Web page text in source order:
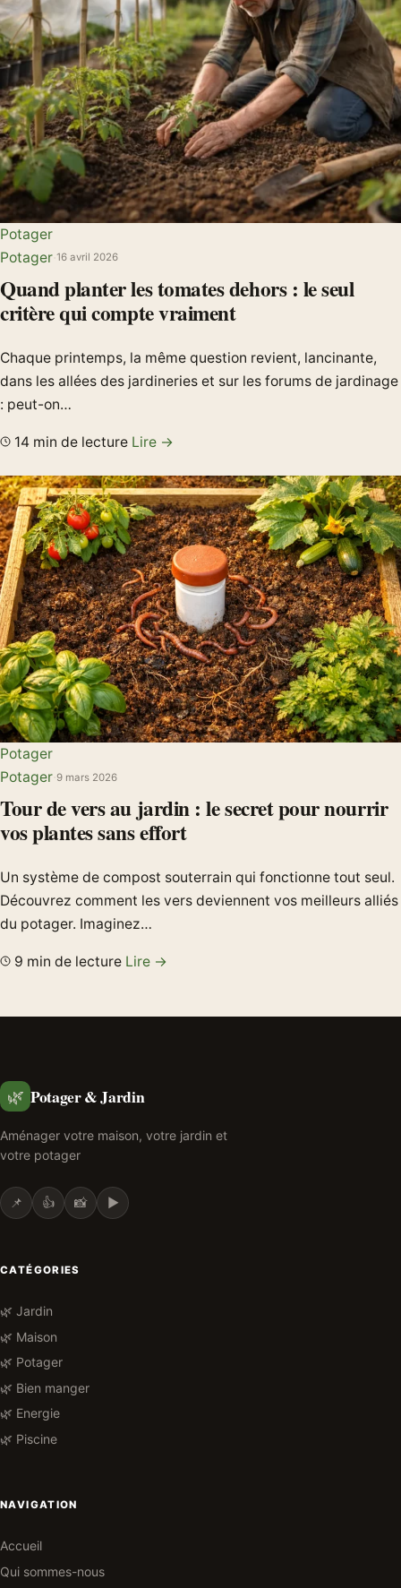
Potager
Potager 16 avril 2026
Quand planter les tomates dehors : le seul
critère qui compte vraiment
Chaque printemps, la même question revient, lancinante,
dans les allées des jardineries et sur les forums de jardinage
: peut-on…
14 min de lecture Lire →
Potager
Potager 9 mars 2026
Tour de vers au jardin : le secret pour nourrir
vos plantes sans effort
Un système de compost souterrain qui fonctionne tout seul.
Découvrez comment les vers deviennent vos meilleurs alliés
du potager. Imaginez…
9 min de lecture Lire →
🌿 Potager & Jardin
Aménager votre maison, votre jardin et
votre potager
📌 👍 📸 ▶️
CATÉGORIES
🌿 Jardin
🌿 Maison
🌿 Potager
🌿 Bien manger
🌿 Energie
🌿 Piscine
NAVIGATION
Accueil
Qui sommes-nous